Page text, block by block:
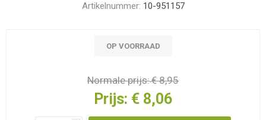
Artikelnummer: 10-951157
OP VOORRAAD
Normale prijs:€ 8,95
Prijs: € 8,06